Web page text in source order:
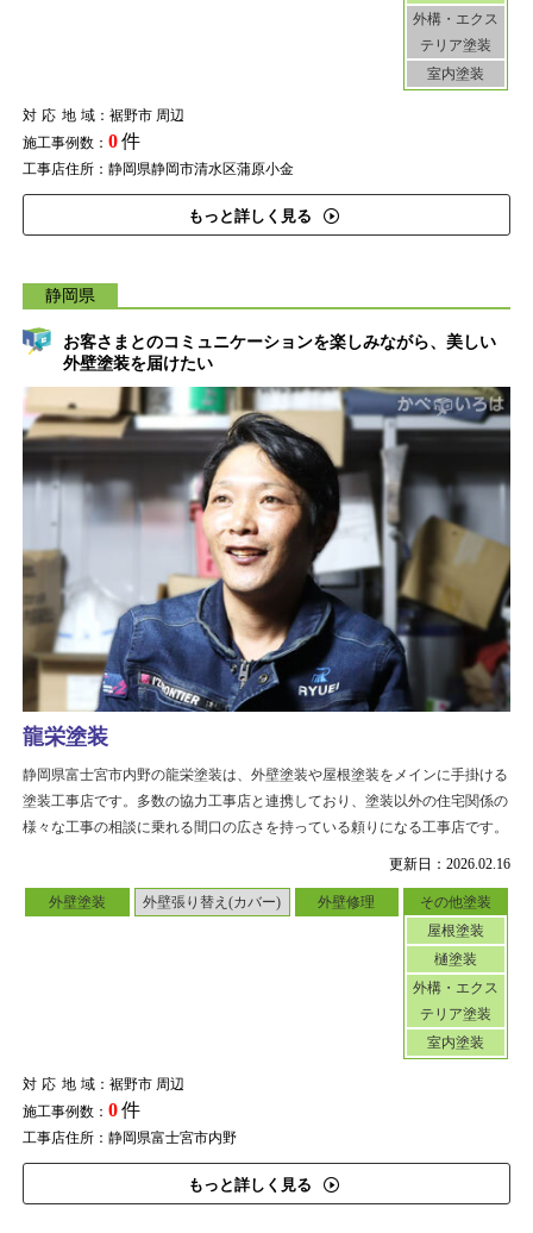
外構・エクス
テリア塗装
室内塗装
対応地域：裾野市 周辺
施工事例数： 0件
工事店住所：静岡県静岡市清水区蒲原小金
もっと詳しく見る
静岡県
お客さまとのコミュニケーションを楽しみながら、美しい
外壁塗装を届けたい
更新日：2026.02.16
外壁塗装 外壁張り替え(カバー) 外壁修理
その他塗装
屋根塗装
樋塗装
外構・エクス
テリア塗装
室内塗装
対応地域：裾野市 周辺
施工事例数： 0件
工事店住所：静岡県富士宮市内野
もっと詳しく見る
龍栄塗装
静岡県富士宮市内野の龍栄塗装は、外壁塗装や屋根塗装をメインに手掛ける
塗装工事店です。多数の協力工事店と連携しており、塗装以外の住宅関係の
様々な工事の相談に乗れる間口の広さを持っている頼りになる工事店です。